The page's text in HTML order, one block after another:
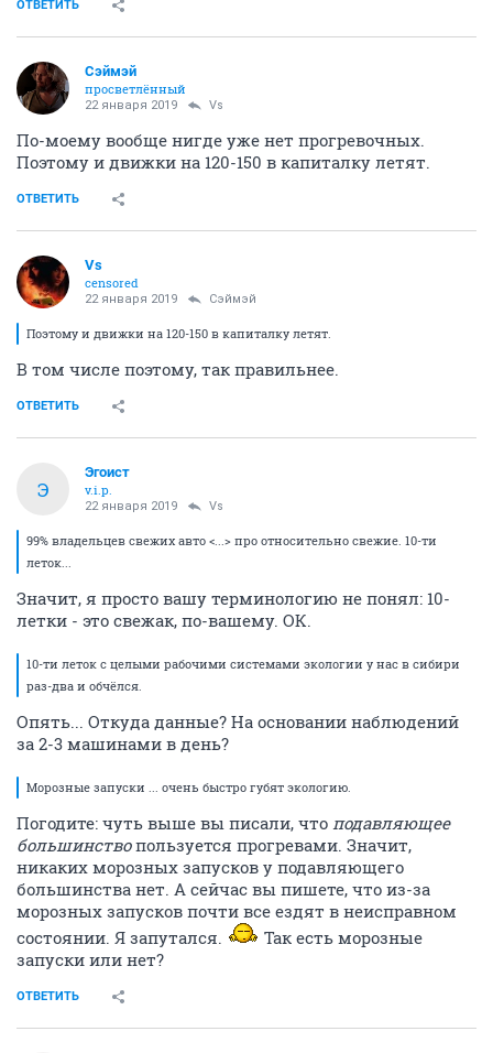
ОТВЕТИТЬ
Сэймэй
просветлённый
22 января 2019 Vs
По-моему вообще нигде уже нет прогревочных.
Поэтому и движки на 120-150 в капиталку летят.
ОТВЕТИТЬ
Vs
censored
22 января 2019 Сэймэй
Поэтому и движки на 120-150 в капиталку летят.
В том числе поэтому, так правильнее.
ОТВЕТИТЬ
Э
Эгоист
v.i.p.
22 января 2019 Vs
99% владельцев свежих авто <...> про относительно свежие. 10-ти
леток...
Значит, я просто вашу терминологию не понял: 10-
летки - это свежак, по-вашему. ОК.
10-ти леток с целыми рабочими системами экологии у нас в сибири
раз-два и обчёлся.
Опять... Откуда данные? На основании наблюдений
за 2-3 машинами в день?
Морозные запуски ... очень быстро губят экологию.
Погодите: чуть выше вы писали, что подавляющее
большинствопользуется прогревами. Значит,
никаких морозных запусков у подавляющего
большинства нет. А сейчас вы пишете, что из-за
морозных запусков почти все ездят в неисправном
состоянии. Я запутался.
Так есть морозные
запуски или нет?
ОТВЕТИТЬ